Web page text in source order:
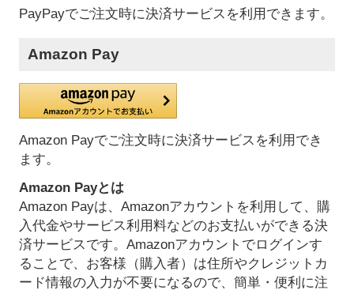
PayPayでご注文時に決済サービスを利用できます。
Amazon Pay
Amazon Payでご注文時に決済サービスを利用でき
ます。
Amazon Payとは
Amazon Payは、Amazonアカウントを利用して、購
入代金やサービス利用料などのお支払いができる決
済サービスです。Amazonアカウントでログインす
ることで、お客様（購入者）は住所やクレジットカ
ード情報の入力が不要になるので、簡単・便利に注